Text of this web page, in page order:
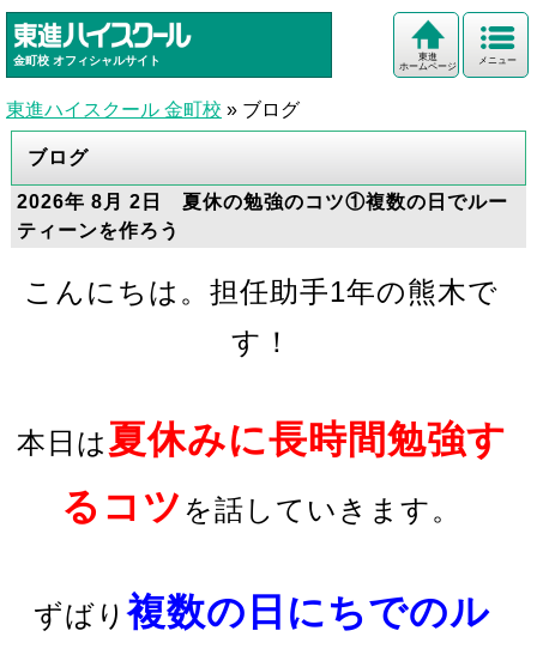
金町校 オフィシャルサイト メニュー
東進
ホームページ
東進ハイスクール 金町校 » ブログ
ブログ
2026年 8月 2日 夏休の勉強のコツ①複数の日でルー
ティーンを作ろう
こんにちは。担任助手1年の熊木で
す！
本日は夏休みに長時間勉強す
るコツ を話していきます。
ずばり複数の日にちでのル